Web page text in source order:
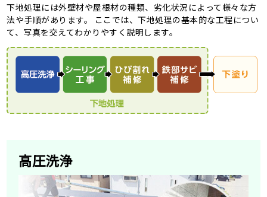
下地処理には外壁材や屋根材の種類、劣化状況によって様々な方
法や手順があります。 ここでは、下地処理の基本的な工程につい
て、写真を交えてわかりやすく説明します。
高圧洗浄